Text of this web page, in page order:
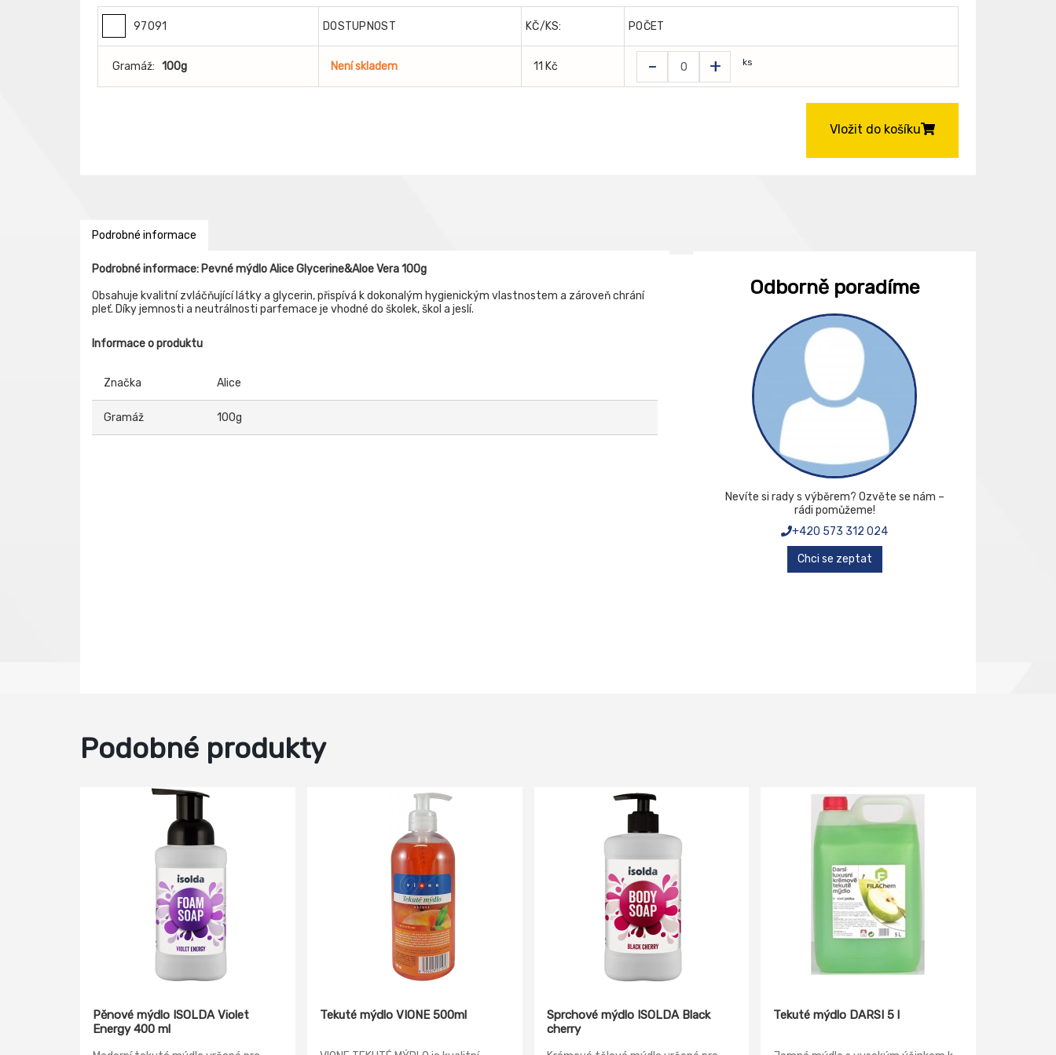
97091 DOSTUPNOST KČ/KS: POČET
Gramáž: 100g Není skladem 11 Kč - + ks
Vložit do košíku
Podrobné informace
Podrobné informace: Pevné mýdlo Alice Glycerine&Aloe Vera 100g
Obsahuje kvalitní zvláčňující látky a glycerin, přispívá k dokonalým hygienickým vlastnostem a zároveň chrání
pleť. Díky jemnosti a neutrálnosti parfemace je vhodné do školek, škol a jeslí.
Informace o produktu
Značka Alice
Gramáž 100g
Odborně poradíme
Nevíte si rady s výběrem? Ozvěte se nám –
rádi pomůžeme!
+420 573 312 024
Chci se zeptat
Podobné produkty
Pěnové mýdlo ISOLDA Violet
Energy 400 ml
Tekuté mýdlo VIONE 500ml
Sprchové mýdlo ISOLDA Black
cherry
Tekuté mýdlo DARSI 5 l